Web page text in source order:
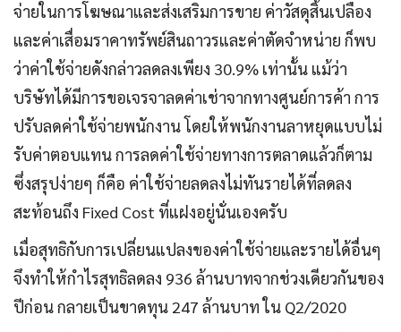
จ่ายในการโฆษณาและส่งเสริมการขาย ค่าวัสดุสิ้นเปลือง
และค่าเสื่อมราคาทรัพย์สินถาวรและค่าตัดจำหน่าย ก็พบ
ว่าค่าใช้จ่ายดังกล่าวลดลงเพียง 30.9% เท่านั้น แม้ว่า
บริษัทได้มีการขอเจรจาลดค่าเช่าจากทางศูนย์การค้า การ
ปรับลดค่าใช้จ่ายพนักงาน โดยให้พนักงานลาหยุดแบบไม่
รับค่าตอบแทน การลดค่าใช้จ่ายทางการตลาดแล้วก็ตาม
ซึ่งสรุปง่ายๆ ก็คือ ค่าใช้จ่ายลดลงไม่ทันรายได้ที่ลดลง
สะท้อนถึง Fixed Cost ที่แฝงอยู่นั่นเองครับ
เมื่อสุทธิกับการเปลี่ยนแปลงของค่าใช้จ่ายและรายได้อื่นๆ
จึงทำให้กำไรสุทธิลดลง 936 ล้านบาทจากช่วงเดียวกันของ
ปีก่อน กลายเป็นขาดทุน 247 ล้านบาท ใน Q2/2020